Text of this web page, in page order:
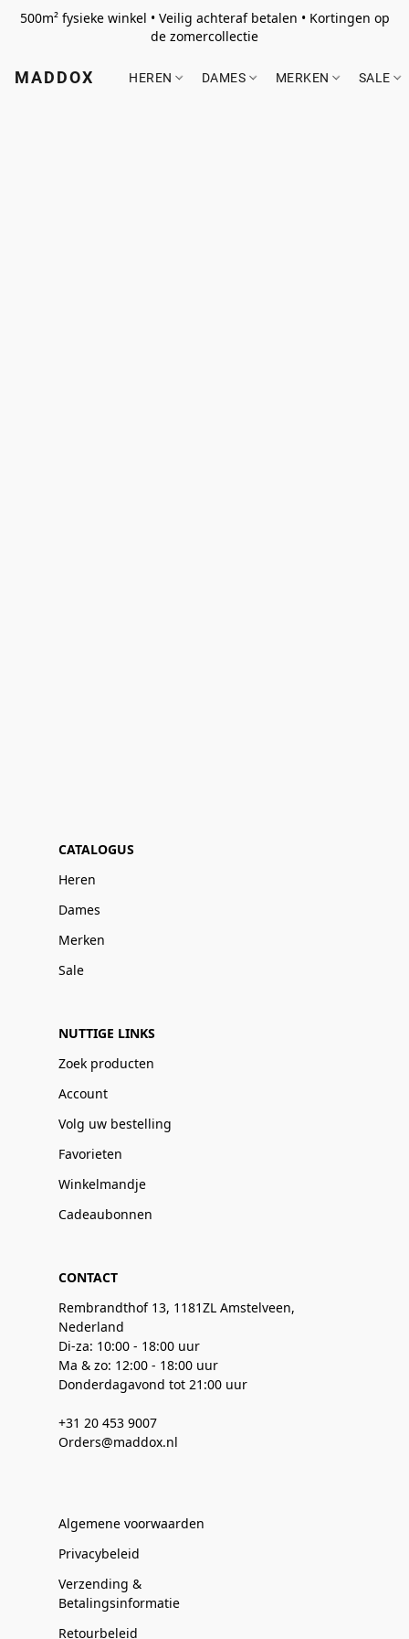
500m² fysieke winkel • Veilig achteraf betalen • Kortingen op
de zomercollectie
MADDOX HEREN DAMES MERKEN SALE
CATALOGUS
Heren
Dames
Merken
Sale
NUTTIGE LINKS
Zoek producten
Account
Volg uw bestelling
Favorieten
Winkelmandje
Cadeaubonnen
CONTACT
Rembrandthof 13, 1181ZL Amstelveen,
Nederland
Di-za: 10:00 - 18:00 uur
Ma & zo: 12:00 - 18:00 uur
Donderdagavond tot 21:00 uur
+31 20 453 9007
Orders@maddox.nl
Algemene voorwaarden
Privacybeleid
Verzending &
Betalingsinformatie
Retourbeleid